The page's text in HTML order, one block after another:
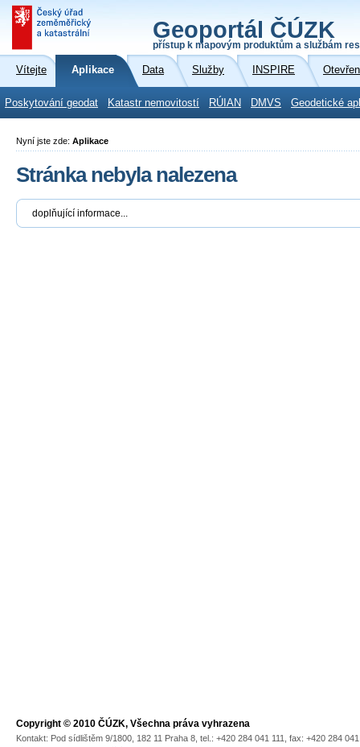
Geoportál ČÚZK
přístup k mapovým produktům a službám
Vítejte Aplikace Data Služby INSPIRE
Poskytování geodat Katastr nemovitostí RÚIAN DMVS Geodetické
Nyní jste zde: Aplikace
Stránka nebyla nalezena
doplňující informace...
Copyright © 2010 ČÚZK, Všechna práva vyhrazena
Kontakt: Pod sídlištěm 9/1800, 182 11 Praha 8, tel.: +420 284 041 111, fax: +420 284